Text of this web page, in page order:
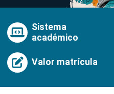
Sistema
académico
Valor matrícula